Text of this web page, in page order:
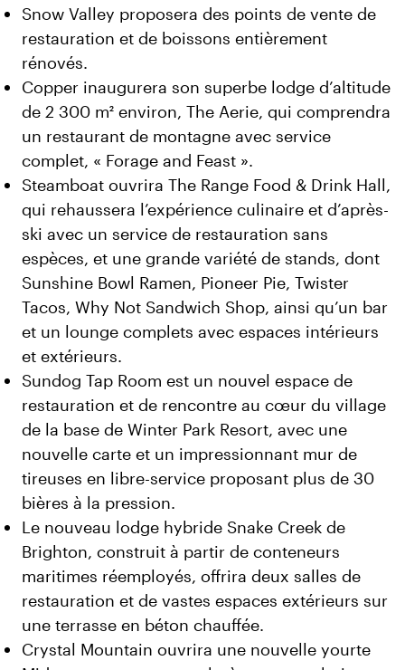
Snow Valley proposera des points de vente de
restauration et de boissons entièrement
rénovés.
Copper inaugurera son superbe lodge d’altitude
de 2 300 m² environ, The Aerie, qui comprendra
un restaurant de montagne avec service
complet, « Forage and Feast ».
Steamboat ouvrira The Range Food & Drink Hall,
qui rehaussera l’expérience culinaire et d’après-
ski avec un service de restauration sans
espèces, et une grande variété de stands, dont
Sunshine Bowl Ramen, Pioneer Pie, Twister
Tacos, Why Not Sandwich Shop, ainsi qu’un bar
et un lounge complets avec espaces intérieurs
et extérieurs.
Sundog Tap Room est un nouvel espace de
restauration et de rencontre au cœur du village
de la base de Winter Park Resort, avec une
nouvelle carte et un impressionnant mur de
tireuses en libre-service proposant plus de 30
bières à la pression.
Le nouveau lodge hybride Snake Creek de
Brighton, construit à partir de conteneurs
maritimes réemployés, offrira deux salles de
restauration et de vastes espaces extérieurs sur
une terrasse en béton chauffée.
Crystal Mountain ouvrira une nouvelle yourte